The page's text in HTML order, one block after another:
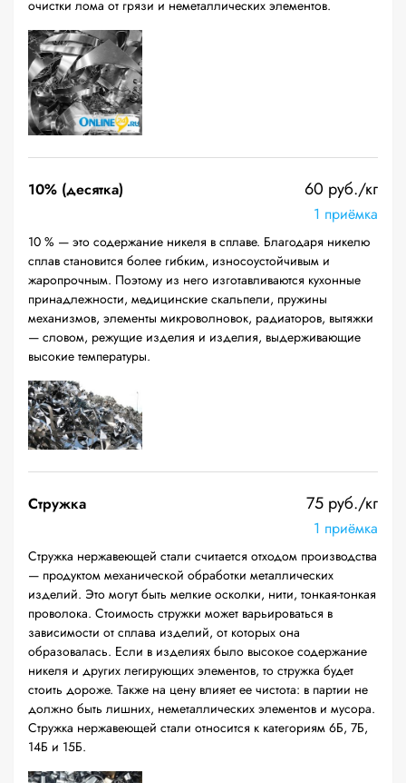
очистки лома от грязи и неметаллических элементов.
10% (десятка) 60 руб./кг
1 приёмка
10 % — это содержание никеля в сплаве. Благодаря никелю
сплав становится более гибким, износоустойчивым и
жаропрочным. Поэтому из него изготавливаются кухонные
принадлежности, медицинские скальпели, пружины
механизмов, элементы микроволновок, радиаторов, вытяжки
— словом, режущие изделия и изделия, выдерживающие
высокие температуры.
Стружка 75 руб./кг
1 приёмка
Стружка нержавеющей стали считается отходом производства
— продуктом механической обработки металлических
изделий. Это могут быть мелкие осколки, нити, тонкая-тонкая
проволока. Стоимость стружки может варьироваться в
зависимости от сплава изделий, от которых она
образовалась. Если в изделиях было высокое содержание
никеля и других легирующих элементов, то стружка будет
стоить дороже. Также на цену влияет ее чистота: в партии не
должно быть лишних, неметаллических элементов и мусора.
Стружка нержавеющей стали относится к категориям 6Б, 7Б,
14Б и 15Б.